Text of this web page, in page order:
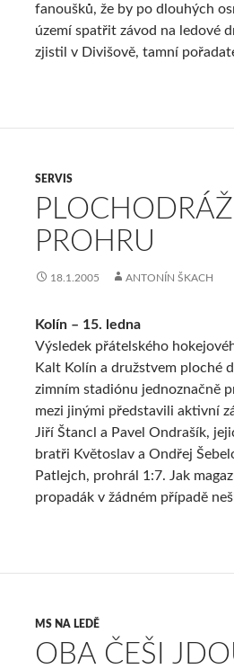
fanoušků, že by po dlouhých
území spatřit závod na ledové
zjistil v Divišově, tamní
SERVIS
PROHRU
18.1.2005 ANTONÍN ŠKACH
Kolín – 15. ledna
Výsledek přátelského
Kalt Kolín a družstvem ploché
zimním stadiónu jednoznačně
mezi jinými představili aktivní
Jiří Štancl a Pavel Ondrašík,
bratři Květoslav a Ondřej
Patlejch, prohrál 1:7. Jak
propadák v žádném případě
MS NA LEDĚ
OBA ČEŠI